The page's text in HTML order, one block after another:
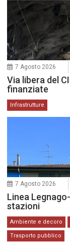
7 Agosto 2026
Via libera del
finanziate
Infrastrutture
7 Agosto 2026
Linea
stazioni
Ambiente e decoro
Trasporto pubblico